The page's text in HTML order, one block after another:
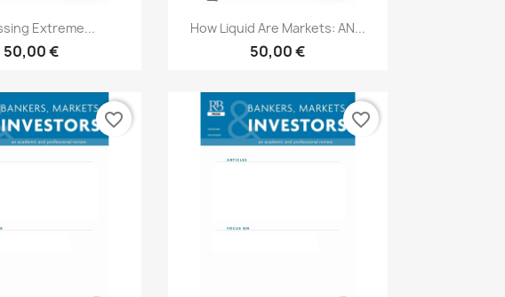
rapide
Extreme...
50,00 €
Aperçu rapide
How Liquid Are Markets: AN...
50,00 €
favorite_border favorite_border